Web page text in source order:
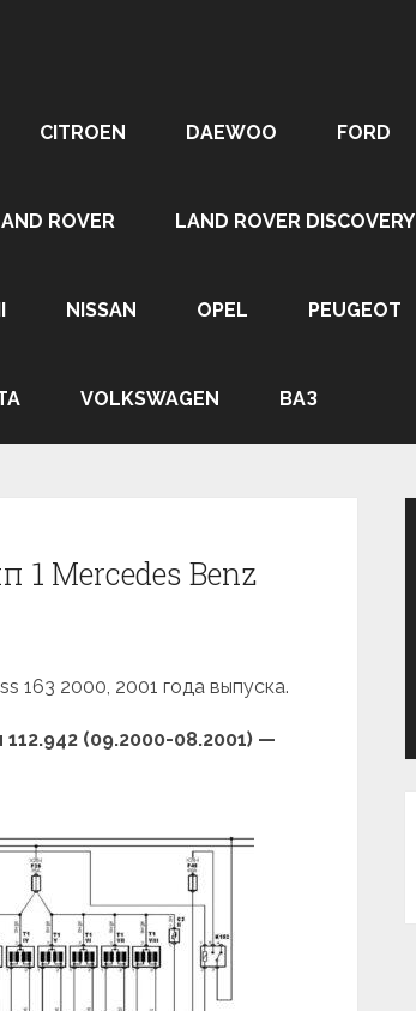
CITROEN DAEWOO FORD
ROVER LAND ROVER DISCOVERY
NISSAN OPEL PEUGEOT
VOLKSWAGEN ВАЗ
1 Mercedes Benz
163 2000, 2001 года выпуска.
(09.2000-08.2001) —